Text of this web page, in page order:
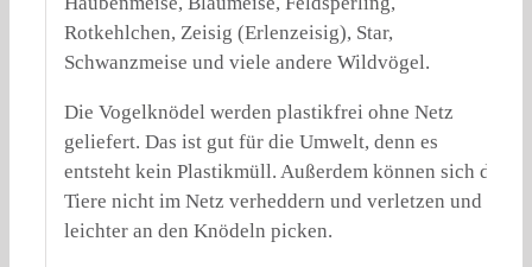
Rotkehlchen, Zeisig (Erlenzeisig), Star,
Schwanzmeise und viele andere Wildvögel.
Die Vogelknödel werden plastikfrei ohne Netz
geliefert. Das ist gut für die Umwelt, denn es
entsteht kein Plastikmüll. Außerdem können sich die
Tiere nicht im Netz verheddern und verletzen und
leichter an den Knödeln picken.